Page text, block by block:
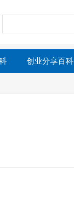
创业分享百科